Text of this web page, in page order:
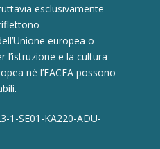
esclusivamente
europea o
l’istruzione e la cultura
né l’EACEA possono
1-SE01-KA220-ADU-